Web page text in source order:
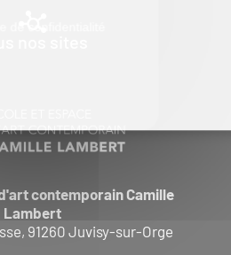
contemporain Camille
Lambert
91260 Juvisy-sur-Orge